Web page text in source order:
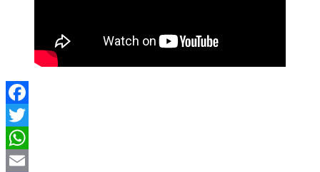
Facebook
Twitter
WhatsApp